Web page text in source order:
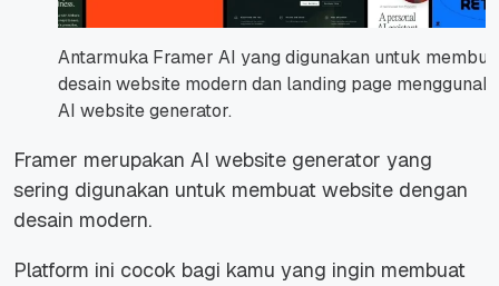
Antarmuka Framer AI yang digunakan untuk
desain website modern dan landing page
AI website generator.
Framer merupakan AI website generator yang
sering digunakan untuk membuat website dengan
desain modern.
Platform ini cocok bagi kamu yang ingin membuat